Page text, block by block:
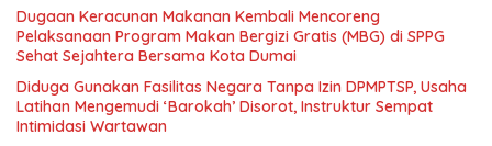
Dugaan Keracunan Makanan Kembali Mencoreng
Pelaksanaan Program Makan Bergizi Gratis (MBG) di SPPG
Sehat Sejahtera Bersama Kota Dumai
Diduga Gunakan Fasilitas Negara Tanpa Izin DPMPTSP, Usaha
Latihan Mengemudi ‘Barokah’ Disorot, Instruktur Sempat
Intimidasi Wartawan